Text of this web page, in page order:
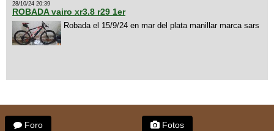
28/10/24 20:39
ROBADA vairo xr3.8 r29 1er
Robada el 15/9/24 en mar del plata manillar marca sars
Foro
Fotos